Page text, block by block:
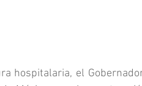
hospitalaria, el